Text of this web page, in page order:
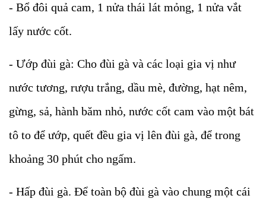
- Bổ đôi quả cam, 1 nửa thái lát mỏng, 1 nửa vắt
lấy nước cốt.
- Ướp đùi gà: Cho đùi gà và các loại gia vị như
nước tương, rượu trắng, dầu mè, đường, hạt nêm,
gừng, sả, hành băm nhỏ, nước cốt cam vào một bát
tô to để ướp, quết đều gia vị lên đùi gà, để trong
khoảng 30 phút cho ngấm.
- Hấp đùi gà. Để toàn bộ đùi gà vào chung một cái